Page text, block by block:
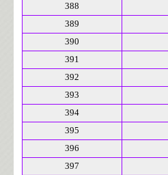
388
389
390
391
392
393
394
395
396
397